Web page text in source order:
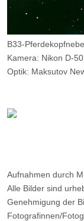
B33-
Kamera: Nikon D-50
Optik: Maksutov
Ort: Nordhelle bei
Aufnahmen durch
Alle Bilder sind
Genehmigung der
Fotografinnen/